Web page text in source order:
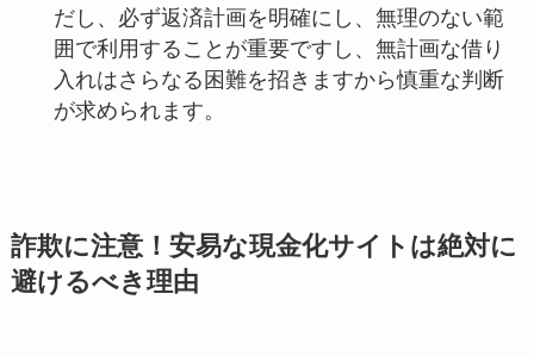
だし、必ず返済計画を明確にし、無理のない範
囲で利用することが重要ですし、無計画な借り
入れはさらなる困難を招きますから慎重な判断
が求められます。
詐欺に注意！安易な現金化サイトは絶対に
避けるべき理由